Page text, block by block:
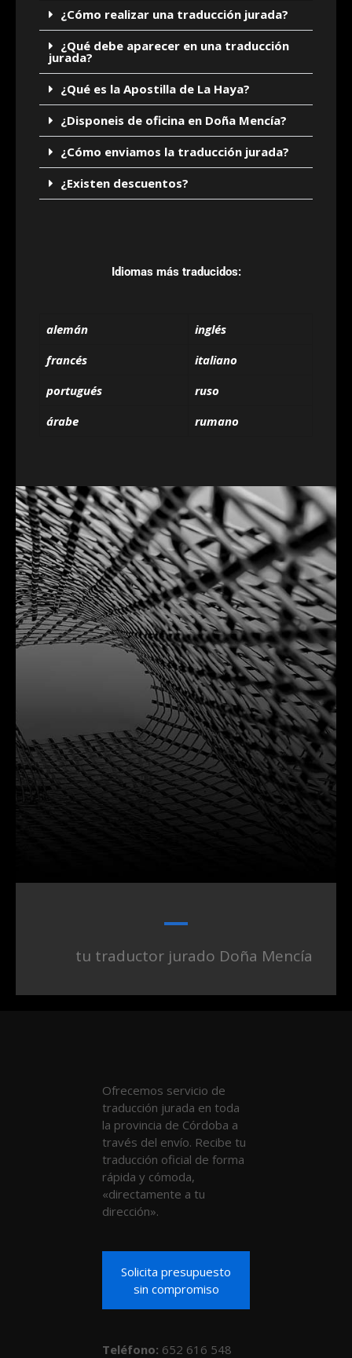
¿Cómo realizar una traducción jurada?
¿Qué debe aparecer en una traducción
jurada?
¿Qué es la Apostilla de La Haya?
¿Disponeis de oficina en Doña Mencía?
¿Cómo enviamos la traducción jurada?
¿Existen descuentos?
Idiomas más traducidos:
alemán
inglés
francés
italiano
portugués
ruso
árabe
rumano
tu traductor jurado Doña Mencía
Ofrecemos servicio de
traducción jurada en toda
la provincia de Córdoba a
través del envío. Recibe tu
traducción oficial de forma
rápida y cómoda,
«directamente a tu
dirección».
Solicita presupuesto
sin compromiso
Teléfono: 652 616 548